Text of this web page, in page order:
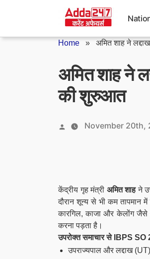
Home » अमित शाह ने
अमित शाह ने
की शुरुआत
Posted
by
November 20th,
केंद्रीय गृह मंत्री अमित शाहने
दौरान शून्य से भी कम तापमान
कारगिल, काजा और केलोंग जैसे
करना पड़ता है।
उपरोक्त समाचार से IBPS SO
उपराज्यपाल और लद्दाख